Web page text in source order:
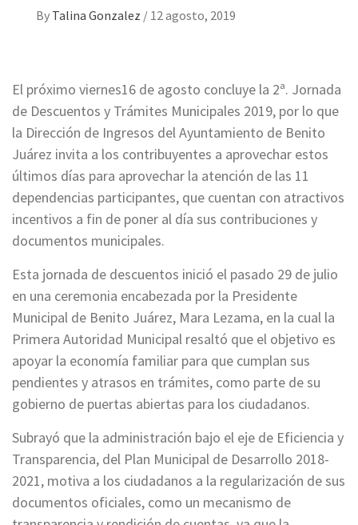
By Talina Gonzalez / 12 agosto, 2019
El próximo viernes16 de agosto concluye la 2ª. Jornada
de Descuentos y Trámites Municipales 2019, por lo que
la Dirección de Ingresos del Ayuntamiento de Benito
Juárez invita a los contribuyentes a aprovechar estos
últimos días para aprovechar la atención de las 11
dependencias participantes, que cuentan con atractivos
incentivos a fin de poner al día sus contribuciones y
documentos municipales.
Esta jornada de descuentos inició el pasado 29 de julio
en una ceremonia encabezada por la Presidente
Municipal de Benito Juárez, Mara Lezama, en la cual la
Primera Autoridad Municipal resaltó que el objetivo es
apoyar la economía familiar para que cumplan sus
pendientes y atrasos en trámites, como parte de su
gobierno de puertas abiertas para los ciudadanos.
Subrayó que la administración bajo el eje de Eficiencia y
Transparencia, del Plan Municipal de Desarrollo 2018-
2021, motiva a los ciudadanos a la regularización de sus
documentos oficiales, como un mecanismo de